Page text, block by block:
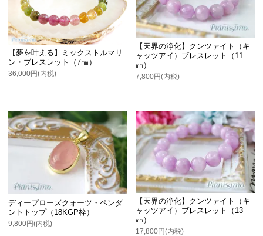
【夢を叶える】ミックストルマリ
ン・ブレスレット（7㎜）
36,000円(内税)
【天界の浄化】クンツァイト（キ
ャッツアイ）ブレスレット（11
㎜）
7,800円(内税)
ディープローズクォーツ・ペンダ
ントトップ（18KGP枠）
9,800円(内税)
【天界の浄化】クンツァイト（キ
ャッツアイ）ブレスレット（13
㎜）
17,800円(内税)